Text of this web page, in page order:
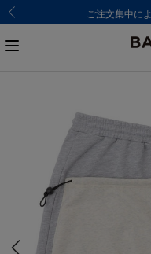
ご注文集中に